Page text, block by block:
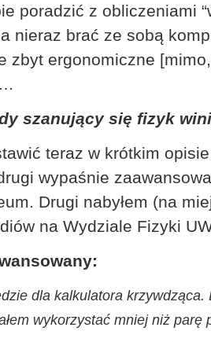
poradzić z obliczeniami
nieraz brać ze sobą
zbyt ergonomiczne
szanujący się fizyk
teraz w krótkim
wypaśnie
Drugi nabyłem (na
na Wydziale Fizyki
dla kalkulatora krzywdząca.
wykorzystać mniej niż